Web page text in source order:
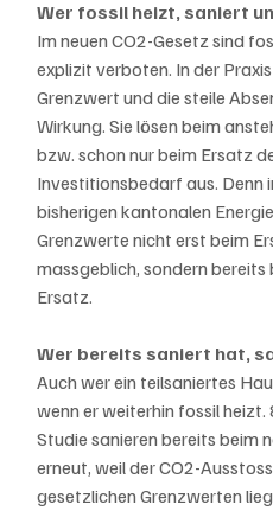
Wer fossil heizt, saniert
Im neuen CO2-Gesetz sind
explizit verboten. In der
Grenzwert und die steile
Wirkung. Sie lösen beim
bzw. schon nur beim Ersatz
Investitionsbedarf aus. Denn
bisherigen kantonalen
Grenzwerte nicht erst beim
massgeblich, sondern bereits
Ersatz.
Wer bereits saniert hat,
Auch wer ein teilsaniertes
wenn er weiterhin fossil heizt.
Studie sanieren bereits beim
erneut, weil der CO2-
gesetzlichen Grenzwerten